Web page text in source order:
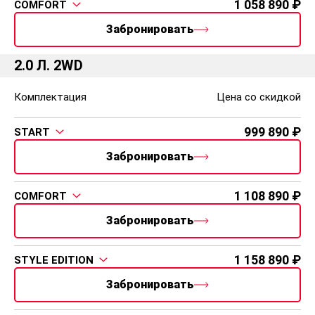
Обогрев зоны покоя очистителя лобового стекла
Обогрев передних и задних сидений
Обогрев рулевого колеса
Мультимедиа
Маршрутный компьютер
GPS навигация
Блок управления магнитолой на руле
Разъем AUX для подключения внешних устройств
AM/FM-стерео
Радио с RDS
Сабвуфер
Внешний усилитель
CD-проигрыватель
COMFORT 1 058 890
Забронировать
2.0 Л. 2WD
Комплектация Цена со скидкой
START 999 890
Забронировать
COMFORT 1 108 890
Забронировать
STYLE EDITION 1 158 890
Забронировать